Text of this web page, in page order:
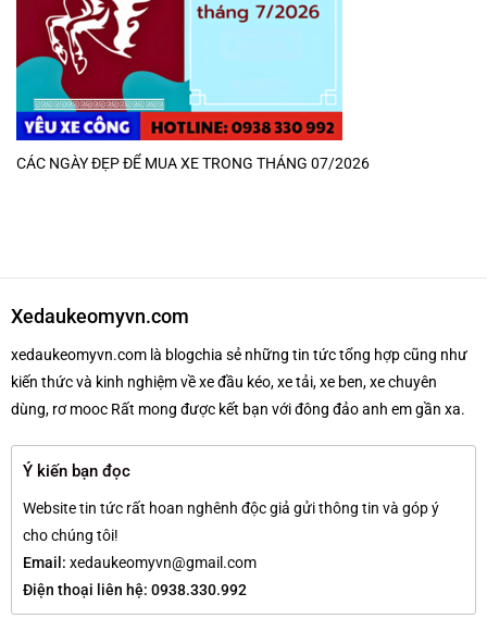
CÁC NGÀY ĐẸP ĐỂ MUA XE TRONG THÁNG 07/2026
Xedaukeomyvn.com
xedaukeomyvn.com là blogchia sẻ những tin tức tổng hợp cũng như
kiến thức và kinh nghiệm về xe đầu kéo, xe tải, xe ben, xe chuyên
dùng, rơ mooc Rất mong được kết bạn với đông đảo anh em gần xa.
Ý kiến bạn đọc
Website tin tức rất hoan nghênh độc giả gửi thông tin và góp ý
cho chúng tôi!
Email: xedaukeomyvn@gmail.com
Điện thoại liên hệ: 0938.330.992